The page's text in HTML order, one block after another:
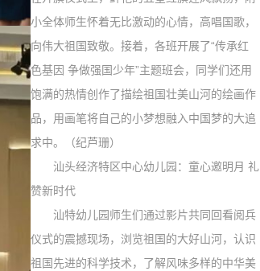
小全体师生怀着无比激动的心情，高唱国歌，
向伟大祖国致敬。接着，各班开展了“传承红
色基因 争做强国少年”主题班会，同学们还用
饱满的热情创作了描绘祖国壮美山河的绘画作
品，用画笔将自己的小梦想融入中国梦的大追
求中。（纪芦珊）
汕头经济特区中心幼儿园 ： 童心邀明月 礼
赞新时代
汕特幼儿园师生们通过影片共同回看阅兵
仪式的震撼现场，浏览祖国的大好山河，认识
祖国先进的科学技术，了解风味多样的中华美